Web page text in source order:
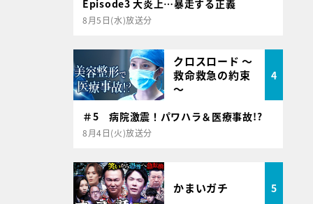
Episode3 大炎上…暴走する正義
8月5日(水)放送分
クロスロード ～
救命救急の約束
～
4
＃5 病院激震！パワハラ＆医療事故!?
8月4日(火)放送分
かまいガチ 5